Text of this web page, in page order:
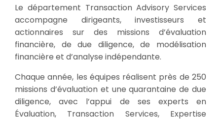
Le département Transaction Advisory Services
accompagne dirigeants, investisseurs et
actionnaires sur des missions d’évaluation
financière, de due diligence, de modélisation
financière et d’analyse indépendante.
Chaque année, les équipes réalisent près de 250
missions d’évaluation et une quarantaine de due
diligence, avec l’appui de ses experts en
Évaluation, Transaction Services, Expertise